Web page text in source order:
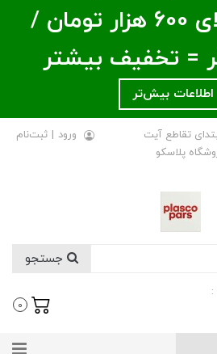
خریدهای بالای ۶00 هزار تومان /
= تخفیف بیشتر
اطلاعات بیش‌تر
تقاطع آیت
پلاسکو
ورود | ثبت‌نام
:
0